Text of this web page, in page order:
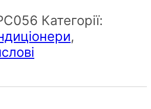
Категорії:
,